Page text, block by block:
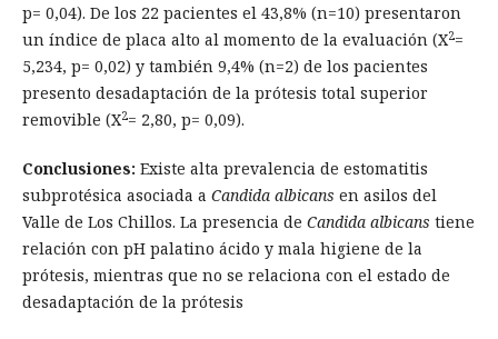
p= 0,04). De los 22 pacientes el 43,8% (n=10) presentaron
un índice de placa alto al momento de la evaluación (X2=
5,234, p= 0,02) y también 9,4% (n=2) de los pacientes
presento desadaptación de la prótesis total superior
removible (X2= 2,80, p= 0,09).
Conclusiones: Existe alta prevalencia de estomatitis
subprotésica asociada a Candida albicans en asilos del
Valle de Los Chillos. La presencia de Candida albicans tiene
relación con pH palatino ácido y mala higiene de la
prótesis, mientras que no se relaciona con el estado de
desadaptación de la prótesis